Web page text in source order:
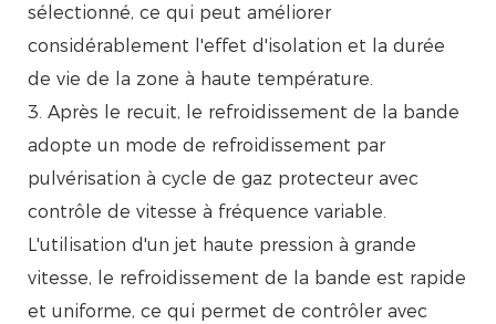
sélectionné, ce qui peut améliorer
considérablement l'effet d'isolation et la durée
de vie de la zone à haute température.
3. Après le recuit, le refroidissement de la bande
adopte un mode de refroidissement par
pulvérisation à cycle de gaz protecteur avec
contrôle de vitesse à fréquence variable.
L'utilisation d'un jet haute pression à grande
vitesse, le refroidissement de la bande est rapide
et uniforme, ce qui permet de contrôler avec